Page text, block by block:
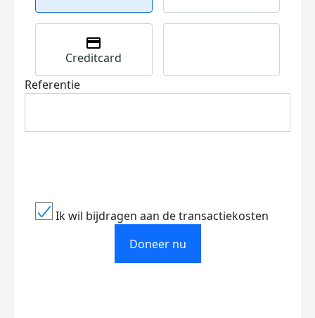
Creditcard
Referentie
Ik wil bijdragen aan de transactiekosten
Doneer nu